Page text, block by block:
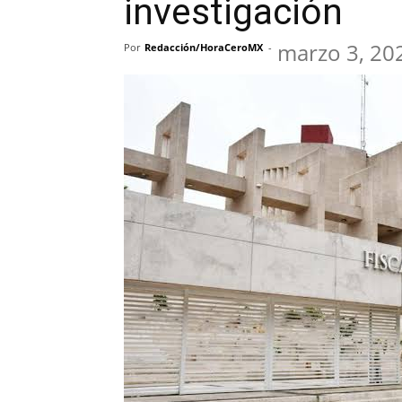
investigación
Por Redacción/HoraCeroMX - marzo 3,